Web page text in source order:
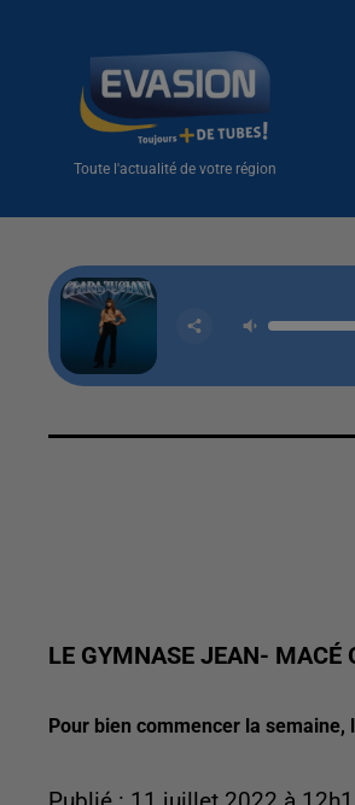
Toute l'actualité de votre région
LE GYMNASE JEAN- MACÉ
Pour bien commencer la